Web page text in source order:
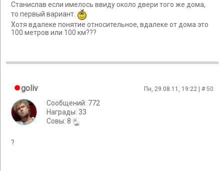
Станислав если имелось ввиду около двери того же дома,
то первый вариант.
Хотя вдалеке понятие относительное, вдалеке от дома это
100 метров или 100 км???
goliv Пн, 29.08.11, 19:22 | #50
Сообщений: 772
Награды: 33
Cовы: 8
?